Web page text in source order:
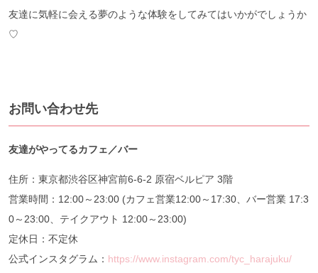
友達に気軽に会える夢のような体験をしてみてはいかがでしょうか
♡
お問い合わせ先
友達がやってるカフェ／バー
住所：東京都渋谷区神宮前6-6-2 原宿ベルピア 3階
営業時間：12:00～23:00 (カフェ営業12:00～17:30、バー営業 17:3
0～23:00、テイクアウト 12:00～23:00)
定休日：不定休
公式インスタグラム： https://www.instagram.com/tyc_harajuku/